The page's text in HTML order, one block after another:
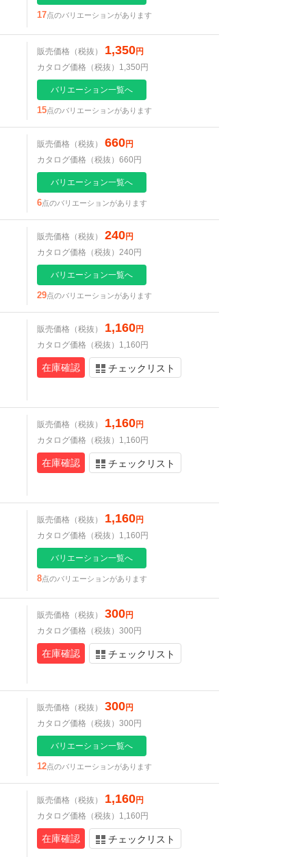
17点のバリエーションがあります
販売価格（税抜） 1,350円
カタログ価格（税抜）1,350円
バリエーション一覧へ
15点のバリエーションがあります
販売価格（税抜） 660円
カタログ価格（税抜）660円
バリエーション一覧へ
6点のバリエーションがあります
販売価格（税抜） 240円
カタログ価格（税抜）240円
バリエーション一覧へ
29点のバリエーションがあります
販売価格（税抜） 1,160円
カタログ価格（税抜）1,160円
在庫確認 チェックリスト
販売価格（税抜） 1,160円
カタログ価格（税抜）1,160円
在庫確認 チェックリスト
販売価格（税抜） 1,160円
カタログ価格（税抜）1,160円
バリエーション一覧へ
8点のバリエーションがあります
販売価格（税抜） 300円
カタログ価格（税抜）300円
在庫確認 チェックリスト
販売価格（税抜） 300円
カタログ価格（税抜）300円
バリエーション一覧へ
12点のバリエーションがあります
販売価格（税抜） 1,160円
カタログ価格（税抜）1,160円
在庫確認 チェックリスト